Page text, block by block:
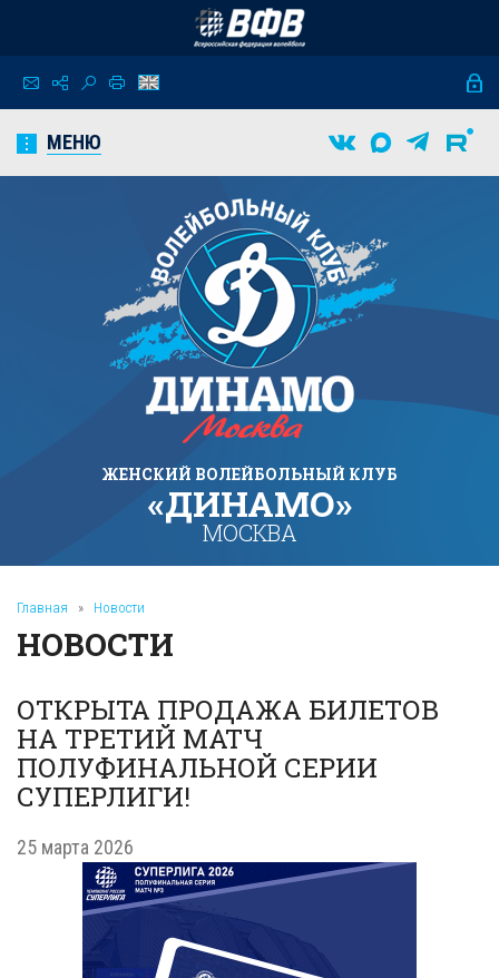
МЕНЮ
ЖЕНСКИЙ ВОЛЕЙБОЛЬНЫЙ КЛУБ
«ДИНАМО»
МОСКВА
Главная » Новости
НОВОСТИ
ОТКРЫТА ПРОДАЖА БИЛЕТОВ
НА ТРЕТИЙ МАТЧ
ПОЛУФИНАЛЬНОЙ СЕРИИ
СУПЕРЛИГИ!
25 марта 2026